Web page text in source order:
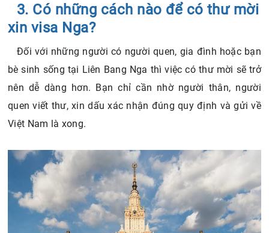
3. Có những cách nào để có thư mời
xin visa Nga?
Đối với những người có người quen, gia đình hoặc bạn
bè sinh sống tại Liên Bang Nga thì việc có thư mời sẽ trở
nên dễ dàng hơn. Bạn chỉ cần nhờ người thân, người
quen viết thư, xin dấu xác nhận đúng quy định và gửi về
Việt Nam là xong.